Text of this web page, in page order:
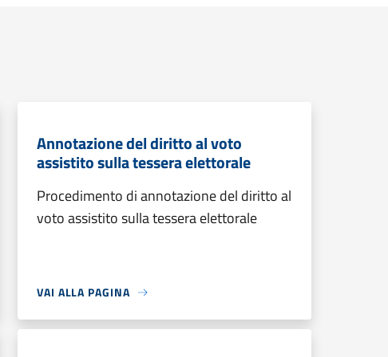
Annotazione del diritto al voto
assistito sulla tessera elettorale
Procedimento di annotazione del diritto al
voto assistito sulla tessera elettorale
VAI ALLA PAGINA